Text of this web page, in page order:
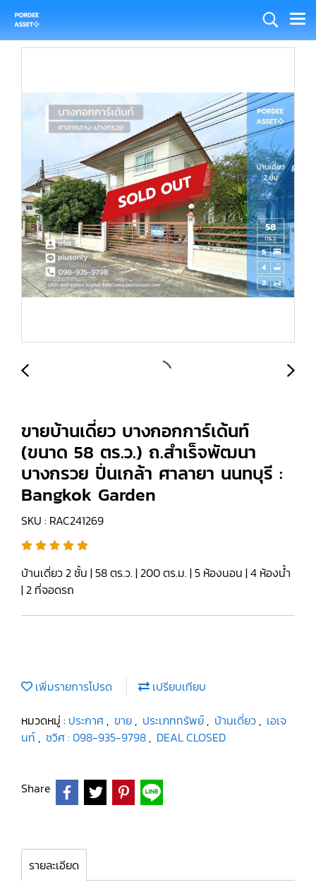
ขายบ้านเดี่ยว บางกอกการ์เด้นท์
(ขนาด 58 ตร.ว.) ถ.สำเร็จพัฒนา
บางกรวย ปิ่นเกล้า ศาลายา นนทบุรี :
Bangkok Garden
SKU : RAC241269
บ้านเดี่ยว 2 ชั้น | 58 ตร.ว. | 200 ตร.ม. | 5 ห้องนอน | 4 ห้องน้ำ
| 2 ที่จอดรถ
เพิ่มรายการโปรด
เปรียบเทียบ
หมวดหมู่ : ประกาศ , ขาย , ประเภททรัพย์ , บ้านเดี่ยว , เอเจ
นท์ , ชวิศ : 098-935-9798 , DEAL CLOSED
Share
รายละเอียด